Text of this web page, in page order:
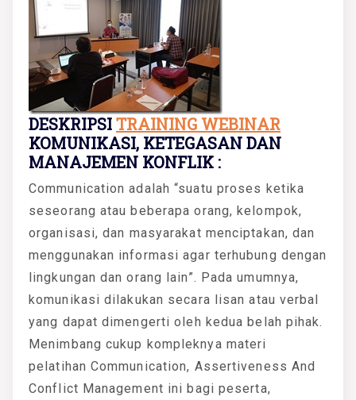
DESKRIPSITRAINING WEBINAR
KOMUNIKASI, KETEGASAN DAN
MANAJEMEN KONFLIK :
Communication adalah “suatu proses ketika
seseorang atau beberapa orang, kelompok,
organisasi, dan masyarakat menciptakan, dan
menggunakan informasi agar terhubung dengan
lingkungan dan orang lain”. Pada umumnya,
komunikasi dilakukan secara lisan atau verbal
yang dapat dimengerti oleh kedua belah pihak.
Menimbang cukup kompleknya materi
pelatihan Communication, Assertiveness And
Conflict Management ini bagi peserta,